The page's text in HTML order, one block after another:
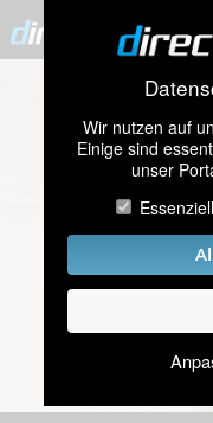
Wir nutzen auf
Einige sind
unser
Essenziell